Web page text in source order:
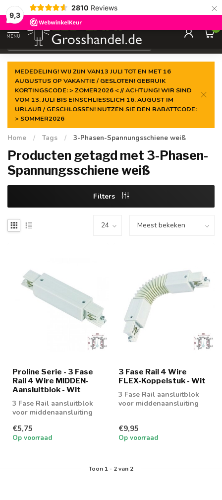
9,3
2810 Reviews ×
Gegarandeerde delaagste prijs
MENU
0
MEDEDELING! WIJ ZIJN VAN13 JULI TOT EN MET 16
AUGUSTUS OP VAKANTIE / GESLOTEN! GEBRUIK
KORTINGSCODE: > ZOMER2026 < // ACHTUNG! WIR SIND
VOM 13. JULI BIS EINSCHLIESSLICH 16. AUGUST IM
URLAUB / GESCHLOSSEN! NUTZEN SIE DEN RABATTCODE:
> SOMMER2026
Home / Tags / 3-Phasen-Spannungsschiene weiß
Producten getagd met 3-Phasen-
Spannungsschiene weiß
Filters
Proline Serie - 3 Fase
Rail 4 Wire MIDDEN-
Aansluitblok - Wit
3 Fase Rail aansluitblok
voor middenaansluiting
€5,75
Op voorraad
3 Fase Rail 4 Wire
FLEX-Koppelstuk - Wit
3 Fase Rail aansluitblok
voor middenaansluiting
€9,95
Op voorraad
Toon 1- 2van 2